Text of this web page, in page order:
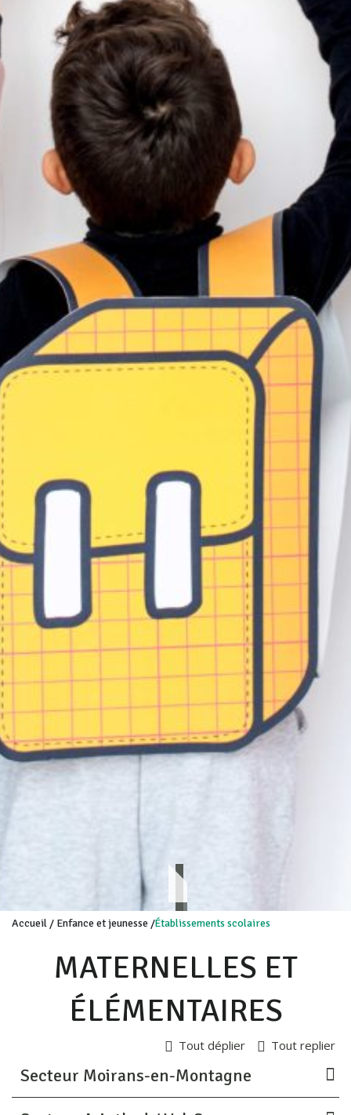
Accueil/ Enfance et jeunesse/Établissements scolaires
MATERNELLES ET
ÉLÉMENTAIRES
Tout replier
Tout déplier
Secteur Moirans-en-Montagne